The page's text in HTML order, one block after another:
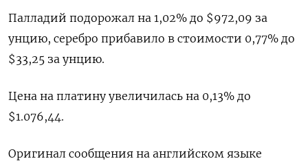
Палладий подорожал на 1,02% до $972,09​​ за
унцию, серебро прибавило в стоимости 0,77% до
$33,25​ за унцию.
Цена на платину увеличилась на 0,13% до
$1.076,44.
Оригинал сообщения на английском языке